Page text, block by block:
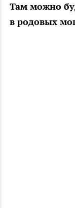
Там можно
в родовых